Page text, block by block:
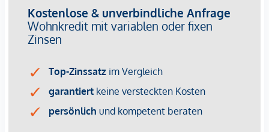
wirtschaftliches Naheverhältnis besteht.
Der Vermittler ist als Doppelmakler tätig.
Infrastruktur / Entfernungen
Gesundheit
Arzt <500m